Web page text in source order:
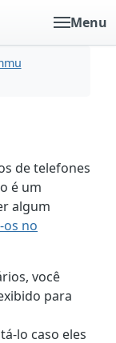
Menu
de telefones
é um
algum
no
você
para
lo caso eles